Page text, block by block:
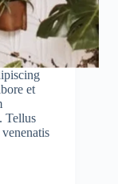
et
Tellus